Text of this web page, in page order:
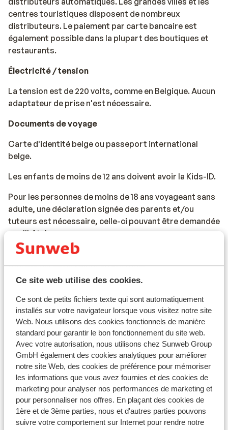
Ce site web utilise des cookies.
Ce sont de petits fichiers texte qui sont automatiquement
installés sur votre navigateur lorsque vous visitez notre site
Web. Nous utilisons des cookies fonctionnels de manière
standard pour garantir le bon fonctionnement du site web.
Avec votre autorisation, nous utilisons chez Sunweb Group
GmbH également des cookies analytiques pour améliorer
notre site Web, des cookies de préférence pour mémoriser
les informations que vous avez fournies et des cookies de
marketing pour analyser nos performances de marketing et
pour personnaliser nos offres. En plaçant des cookies de
1ère et de 3ème parties, nous et d'autres parties pouvons
suivre votre comportement sur Internet pour rendre notre
centres touristiques disposent de nombreux
distributeurs. Le paiement par carte bancaire est
également possible dans la plupart des boutiques et
restaurants.
Électricité / tension
La tension est de 220 volts, comme en Belgique. Aucun
adaptateur de prise n'est nécessaire.
Documents de voyage
Carte d'identité belge ou passeport international
belge.
Les enfants de moins de 12 ans doivent avoir la Kids-ID.
Pour les personnes de moins de 18 ans voyageant sans
adulte, une déclaration signée des parents et/ou
tuteurs est nécessaire, celle-ci pouvant être demandée
par l'hôtel.
Les documents de voyage doivent être valides pour
toute la durée du séjour au Portugal.
Si vous n'avez pas la nationalité belge, nous vous
conseillons de contacter l'ambassade ou le consulat.
Veuillez noter que la possession de documents de
voyage en cours de validité relève de votre
responsabilité.
Attention !
Pour le Portugal :
Chaque réservation doit inclure au moins une personne